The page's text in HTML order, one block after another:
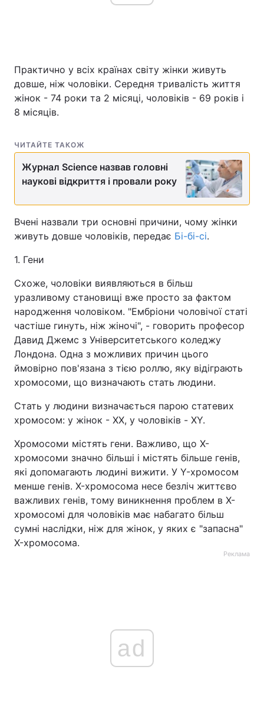
Практично у всіх країнах світу жінки живуть
довше, ніж чоловіки. Середня тривалість життя
жінок - 74 роки та 2 місяці, чоловіків - 69 років і
8 місяців.
ЧИТАЙТЕ ТАКОЖ
Журнал Science назвав головні
наукові відкриття і провали року
Вчені назвали три основні причини, чому жінки
живуть довше чоловіків, передає Бі-бі-сі.
1. Гени
Схоже, чоловіки виявляються в більш
уразливому становищі вже просто за фактом
народження чоловіком. "Ембріони чоловічої статі
частіше гинуть, ніж жіночі", - говорить професор
Давид Джемс з Університетського коледжу
Лондона. Одна з можливих причин цього
ймовірно пов'язана з тією роллю, яку відіграють
хромосоми, що визначають стать людини.
Стать у людини визначається парою статевих
хромосом: у жінок - ХХ, у чоловіків - XY.
Хромосоми містять гени. Важливо, що X-
хромосоми значно більші і містять більше генів,
які допомагають людині вижити. У Y-хромосом
менше генів. X-хромосома несе безліч життєво
важливих генів, тому виникнення проблем в X-
хромосомі для чоловіків має набагато більш
сумні наслідки, ніж для жінок, у яких є "запасна"
X-хромосома.
Реклама
ad